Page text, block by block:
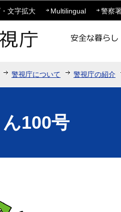
文字拡大 Multilingual 警察
警視庁について 警視庁の紹介
100号